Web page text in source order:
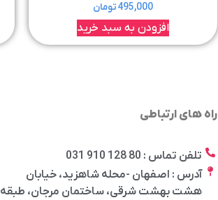
495,000تومان
افزودن به سبد خرید
راه های ارتباطی
تلفن تماس : 80 128 910 031
آدرس : اصفهان -محله شاهزید، خیابان
هشت بهشت شرقی، ساختمان مرجان، طبقه